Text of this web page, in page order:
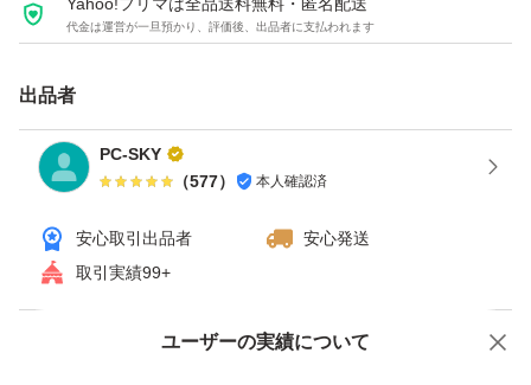
Yahoo!フリマは全品送料無料・匿名配送
代金は運営が一旦預かり、評価後、出品者に支払われます
出品者
PC-SKY
（577） 本人確認済
安心取引出品者
安心発送
取引実績99+
ユーザーの実績について
価格の相談 商品への質問